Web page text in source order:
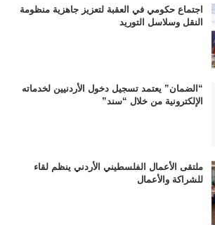
اجتماع حكومي في العقبة لتعزيز جاهزية منظومة
النقل وسلاسل التوريد
“الضمان” يعتمد تسجيل دخول الأردنيين لخدماته
الإلكترونية من خلال “سند”
ملتقى الأعمال الفلسطيني الأردني ينظم لقاء
للشراكة والأعمال